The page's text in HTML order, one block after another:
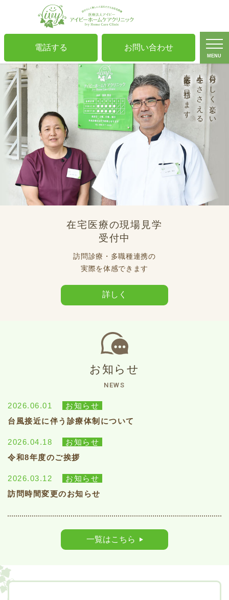
自分らしく楽しい
人生をささえる
在宅医療を目指します
在宅医療の現場見学
受付中
訪問診療・多職種連携の
実際を体感できます
詳しく
MENU
電話する お問い合わせ
お知らせ
NEWS
2026.06.01
お知らせ
台風接近に伴う診療体制について
2026.04.18
お知らせ
令和8年度のご挨拶
2026.03.12
お知らせ
訪問時間変更のお知らせ
一覧はこちら